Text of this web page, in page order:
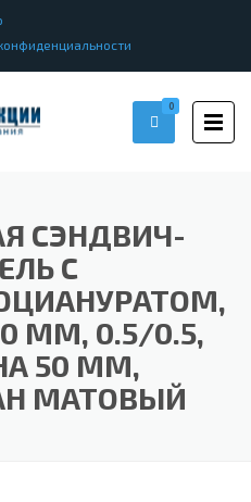
0
СЭНДВИЧ-
С
ММ, 0.5/0.5,
50 ММ,
МАТОВЫЙ